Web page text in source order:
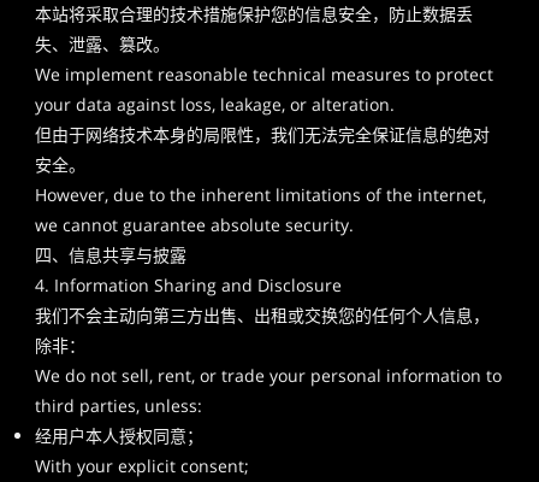
本站将采取合理的技术措施保护您的信息安全，防止数据丢
失、泄露、篡改。
We implement reasonable technical measures to protect
your data against loss, leakage, or alteration.
但由于网络技术本身的局限性，我们无法完全保证信息的绝对
安全。
However, due to the inherent limitations of the internet,
we cannot guarantee absolute security.
四、信息共享与披露
4. Information Sharing and Disclosure
我们不会主动向第三方出售、出租或交换您的任何个人信息，
除非：
We do not sell, rent, or trade your personal information to
third parties, unless:
经用户本人授权同意；
With your explicit consent;